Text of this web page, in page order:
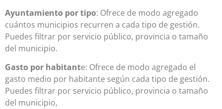
Ayuntamiento por tipo: Ofrece de modo agregado
cuántos municipios recurren a cada tipo de gestión.
Puedes filtrar por servicio público, provincia o tamaño
del municipio.
Gasto por habitante: Ofrece de modo agregado el
gasto medio por habitante según cada tipo de gestión.
Puedes filtrar por servicio público, provincia o tamaño
del municipio,